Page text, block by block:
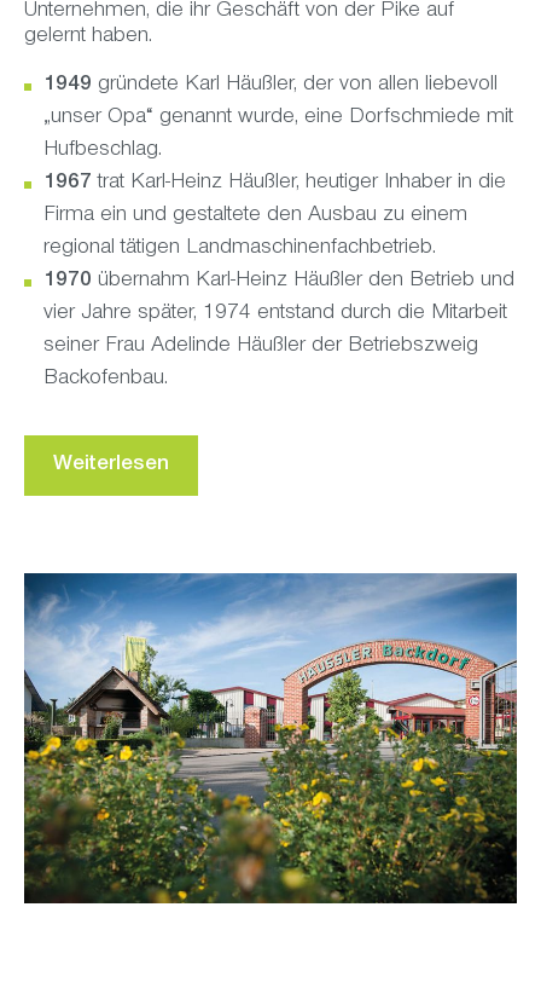
Unternehmen, die ihr Geschäft von der Pike auf
gelernt haben.
1949 gründete Karl Häußler, der von allen liebevoll
„unser Opa“ genannt wurde, eine Dorfschmiede mit
Hufbeschlag.
1967 trat Karl-Heinz Häußler, heutiger Inhaber in die
Firma ein und gestaltete den Ausbau zu einem
regional tätigen Landmaschinenfachbetrieb.
1970 übernahm Karl-Heinz Häußler den Betrieb und
vier Jahre später, 1974 entstand durch die Mitarbeit
seiner Frau Adelinde Häußler der Betriebszweig
Backofenbau.
Weiterlesen